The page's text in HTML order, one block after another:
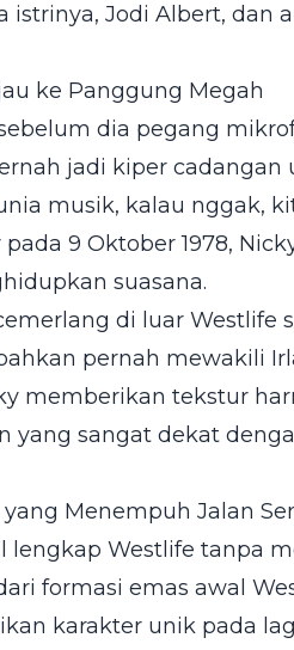
istrinya, Jodi Albert, dan
ke Panggung Megah
dia pegang
jadi kiper cadangan
musik, kalau nggak,
9 Oktober 1978,
suasana.
di luar Westlife
pernah mewakili
memberikan tekstur
yang sangat dekat
Menempuh Jalan
Westlife tanpa
formasi emas awal
karakter unik pada